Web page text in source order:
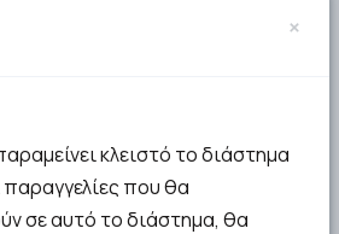
×
κλειστό το διάστημα
που θα
σε αυτό το διάστημα, θα